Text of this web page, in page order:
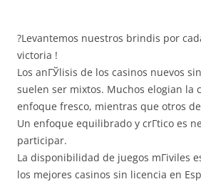
?Levantemos nuestros brindis por
victoria !
Los anГЎlisis de los casinos nuevos
suelen ser mixtos. Muchos elogian la
enfoque fresco, mientras que otros
Un enfoque equilibrado y crГ­tico es
participar.
La disponibilidad de juegos mГіviles
los mejores casinos sin licencia en